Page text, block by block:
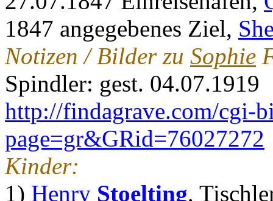
1847 angegebenes Ziel,
Notizen / Bilder zu Sophie
Spindler: gest. 04.07.1919
http://findagrave.com/cgi-
page=gr&GRid=76027272
Kinder:
1) Henry Stoelting,